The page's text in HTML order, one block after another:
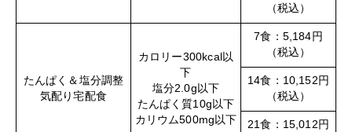
（税込）
たんぱく＆塩分調整
気配り宅配食
カロリー300kcal以
下
塩分2.0g以下
たんぱく質10g以下
カリウム500mg以下
7食：5,184円
（税込）
14食：10,152円
（税込）
21食：15,012円